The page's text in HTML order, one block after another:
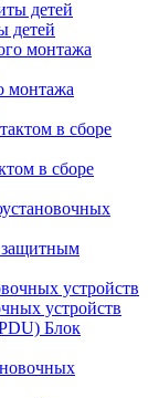
детей
монтажа
в сборе
защитным
устройств
Блок